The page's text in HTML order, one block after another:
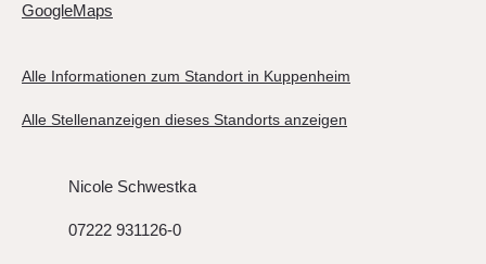
GoogleMaps
Alle Informationen zum Standort in Kuppenheim
Alle Stellenanzeigen dieses Standorts anzeigen
Nicole Schwestka
07222 931126-0